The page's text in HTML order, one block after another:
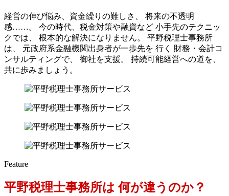
経営の伸び悩み、資金繰りの難しさ、
将来の不透明
感……。
今の時代、税金対策や融資など 小手先のテクニッ
クでは、
根本的な解決になりません。
平野税理士事務所
は、
元政府系金融機関出身者が一歩先を 行く
財務・会計コ
ンサルティングで、
御社を支援。
持続可能経営への道を、
共に歩みましょう。
Feature
平野税理士事務所は 何が違うのか？